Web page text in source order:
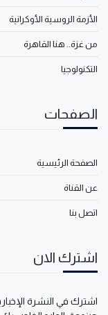
الأزمة الروسية الأوكرانية
من غزة.. هنا القاهرة
التكنولوجيا
الصفحات
الصفحة الرئيسية
عن القناة
اتصل بنا
اشترك الان
اشترك في النشرة